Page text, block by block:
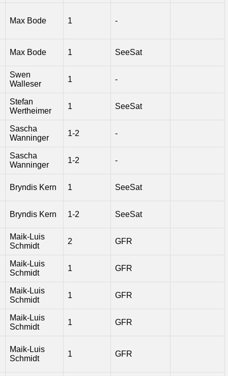
Max Bode 1 -
Max Bode 1 SeeSat
Swen
Walleser
1 -
Stefan
Wertheimer
1 SeeSat
Sascha
Wanninger
1-2 -
Sascha
Wanninger
1-2 -
Bryndis Kern 1 SeeSat
Bryndis Kern 1-2 SeeSat
Maik-Luis
Schmidt
2 GFR
Maik-Luis
Schmidt
1 GFR
Maik-Luis
Schmidt
1 GFR
Maik-Luis
Schmidt
1 GFR
Maik-Luis
Schmidt
1 GFR